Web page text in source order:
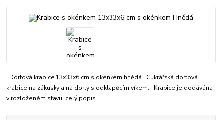
Dortová krabice 13x33x6 cm s okénkem hnědá Cukrářská dortová
krabice na zákusky a na dorty s odklápěcím víkem. Krabice je dodávána
v rozloženém stavu. celý popis